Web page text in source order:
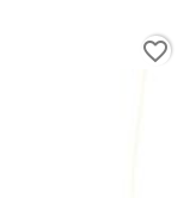
favorite_border